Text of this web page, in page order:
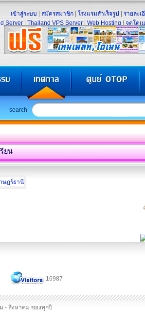
เข้าสู่ระบบ สมัครสมาชิก โรงแรมสำเร็จรูป
รายละเ
Server Thailand VPS Server Web Hosting จดโดเ
search
ยน
16987
- สิงหาคม ของทุกปี